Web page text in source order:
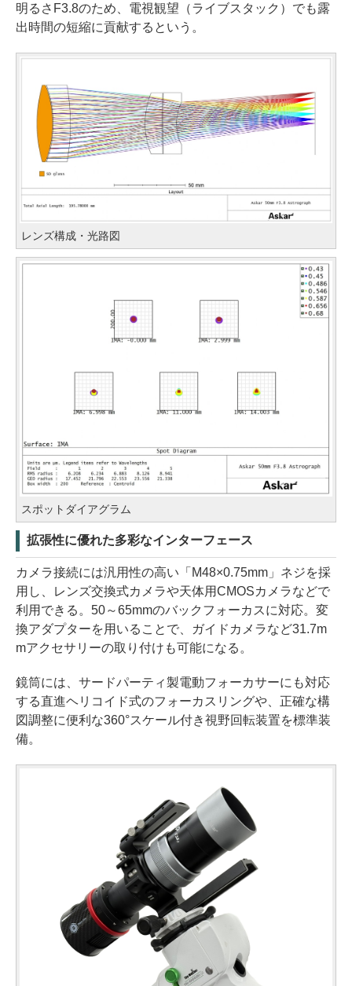
明るさF3.8のため、電視観望（ライブスタック）でも露
出時間の短縮に貢献するという。
レンズ構成・光路図
スポットダイアグラム
拡張性に優れた多彩なインターフェース
カメラ接続には汎用性の高い「M48×0.75mm」ネジを採
用し、レンズ交換式カメラや天体用CMOSカメラなどで
利用できる。50～65mmのバックフォーカスに対応。変
換アダプターを用いることで、ガイドカメラなど31.7m
mアクセサリーの取り付けも可能になる。
鏡筒には、サードパーティ製電動フォーカサーにも対応
する直進ヘリコイド式のフォーカスリングや、正確な構
図調整に便利な360°スケール付き視野回転装置を標準装
備。